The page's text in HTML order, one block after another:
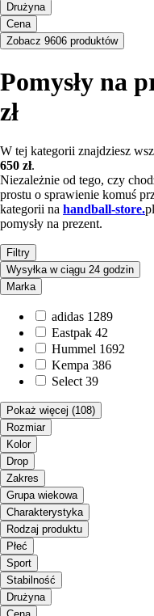
Drużyna
Cena
Zobacz 9606 produktów
Pomysły na
zł
W tej kategorii znajdziesz
650 zł.
Niezależnie od tego, czy
prostu o sprawienie komuś
kategorii na handball-store.
pomysły na prezent.
Filtry
Wysyłka w ciągu 24 godzin
Marka
adidas 1289
Eastpak 42
Hummel 1692
Kempa 386
Select 39
Pokaż więcej (108)
Rozmiar
Kolor
Drop
Zakres
Grupa wiekowa
Charakterystyka
Rodzaj produktu
Płeć
Sport
Stabilność
Drużyna